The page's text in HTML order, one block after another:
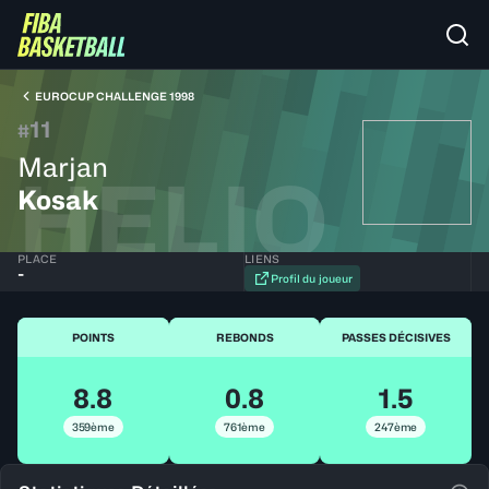
EUROCUP CHALLENGE 1998
#11
Marjan
Kosak
HELIO
PLACE
-
LIENS
Profil du joueur
POINTS
8.8
359ème
REBONDS
0.8
761ème
PASSES DÉCISIVES
1.5
247ème